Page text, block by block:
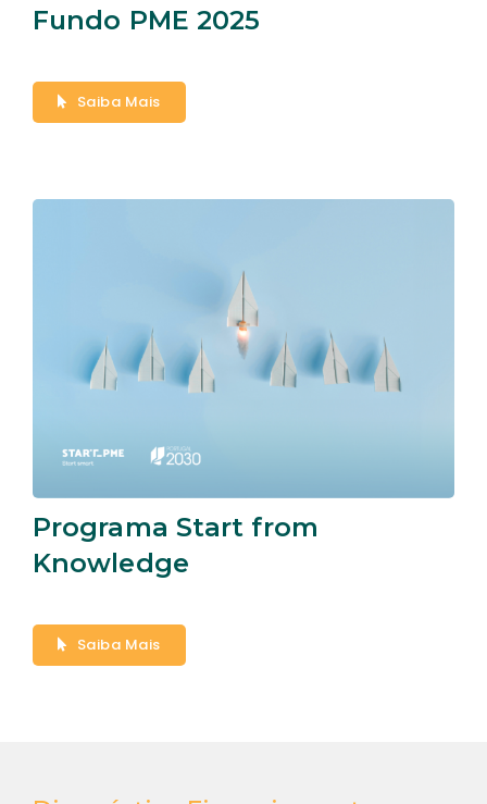
Fundo PME 2025
Saiba Mais
Programa Start from
Knowledge
Saiba Mais